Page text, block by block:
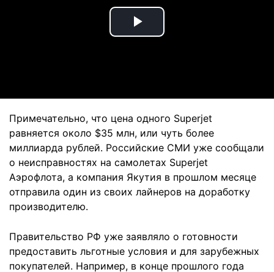
Play
Примечательно, что цена одного Superjet
равняется около $35 млн, или чуть более
миллиарда рублей. Российские СМИ уже сообщали
о неисправностях на самолетах Superjet
Аэрофлота, а компания Якутия в прошлом месяце
отправила один из своих лайнеров на доработку
производителю.
Правительство РФ уже заявляло о готовности
предоставить льготные условия и для зарубежных
покупателей. Например, в конце прошлого года